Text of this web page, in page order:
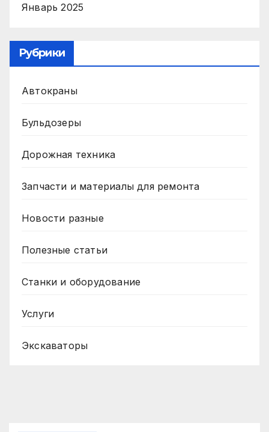
Январь 2025
Рубрики
Автокраны
Бульдозеры
Дорожная техника
Запчасти и материалы для ремонта
Новости разные
Полезные статьи
Станки и оборудование
Услуги
Экскаваторы